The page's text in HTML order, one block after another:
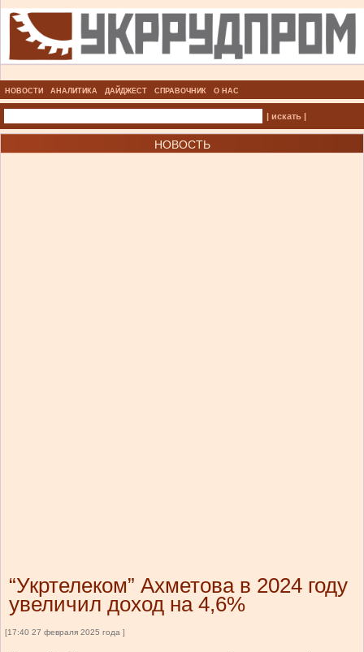
НОВОСТИ АНАЛИТИКА ДАЙДЖЕСТ СПРАВОЧНИК О НАС
| искать |
НОВОСТЬ
“Укртелеком” Ахметова в 2024 году
увеличил доход на 4,6%
[17:40 27 февраля 2025 года ]